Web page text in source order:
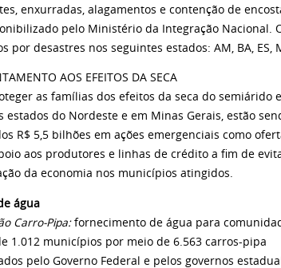
enxurradas, alagamentos e contenção de
pelo Ministério da Integração Nacional.
por desastres nos seguintes estados: AM, BA, ES,
AOS EFEITOS DA SECA
as famílias dos efeitos da seca do semiárido
estados do Nordeste e em Minas Gerais, estão
R$ 5,5 bilhões em ações emergenciais como
aos produtores e linhas de crédito a fim de
da economia nos municípios atingidos.
água
Carro-Pipa:fornecimento de água para
1.012 municípios por meio de 6.563 carros-pipa
pelo Governo Federal e pelos governos